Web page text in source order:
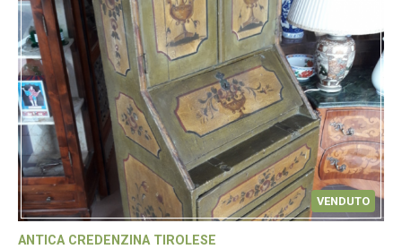
VENDUTO
ANTICA CREDENZINA TIROLESE